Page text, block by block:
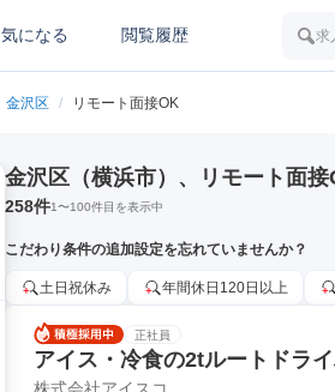
気になる 閲覧履歴 求
金沢区 / リモート面接OK
金沢区（横浜市）、リモート面
258件1〜100件目を表示中
こだわり条件の追加設定を忘れていませんか？
土日祝休み 年間休日120日以上
正社員
アイス・冷食の2tルートドラ